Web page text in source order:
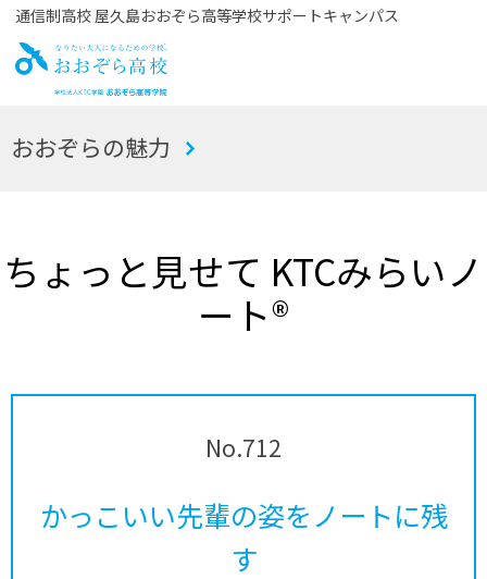
通信制高校 屋久島おおぞら高等学校サポートキャンパス
お
おおぞらの魅力
ちょっと見せて KTCみらいノ
ート®
No.712
かっこいい先輩の姿をノートに残
す